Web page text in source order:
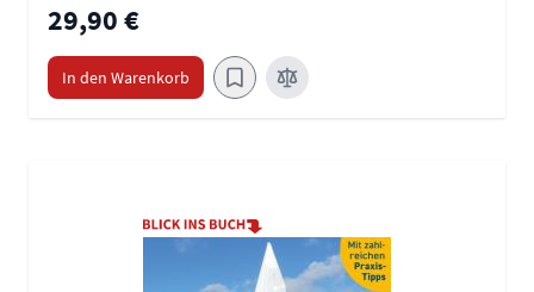
29,90 €
In den Warenkorb